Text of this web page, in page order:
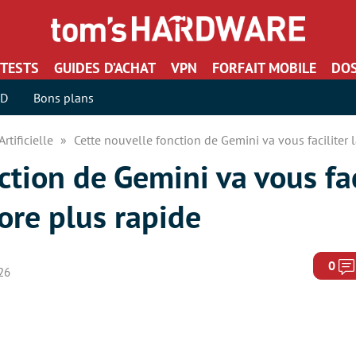
TESTS GUIDES D’ACHAT VPN FORFAIT MOBILE
Bons plans
Cette nouvelle fonction de Gemini va vous faciliter
de Gemini va vous
plus rapide
0